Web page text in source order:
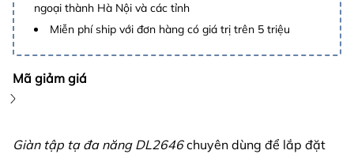
ngoại thành Hà Nội và các tỉnh
Miễn phí ship với đơn hàng có giá trị trên 5 triệu
Mã giảm giá
Giàn tập tạ đa năng DL2646chuyên dùng để lắp đặt